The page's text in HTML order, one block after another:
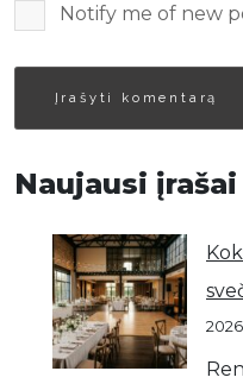
Notify me of new
Naujausi įrašai